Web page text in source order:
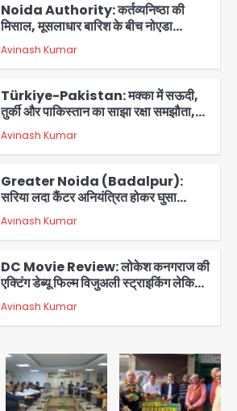
Noida Authority: कर्तव्यनिष्ठा की
मिसाल, मूसलाधार बारिश के बीच नोएडा
प्राधिकरण ने संभाला मोर्चा, सेक्टर 105
आरडब्ल्यूए ने जताया आभार
Avinash Kumar
Türkiye-Pakistan: मक्का में सऊदी,
तुर्की और पाकिस्तान का साझा रक्षा समझौता,
जानें इसके मायने
Avinash Kumar
Greater Noida (Badalpur):
सरिया लदा कैंटर अनियंत्रित होकर घुसा
किराना दुकान में , ड्राइवर की मौत
Avinash Kumar
DC Movie Review: लोकेश कनगराज की
एक्टिंग डेब्यू फिल्म विजुअली स्ट्राइकिंग लेकिन
स्क्रीनप्ले में कमजोर, लेकिन कहानी अधूरी रह
गई, 3 स्टार रेटिंग
Avinash Kumar
Felix Hospital Noida: फेलिक्स
हॉस्पिटल और नोएडा लोक मंच की पहल, अब
सिर्फ 30 रुपये में मिलेगी 24 घंटे ऑनलाइन
डॉक्टर परामर्श सुविधा
Avinash Kumar